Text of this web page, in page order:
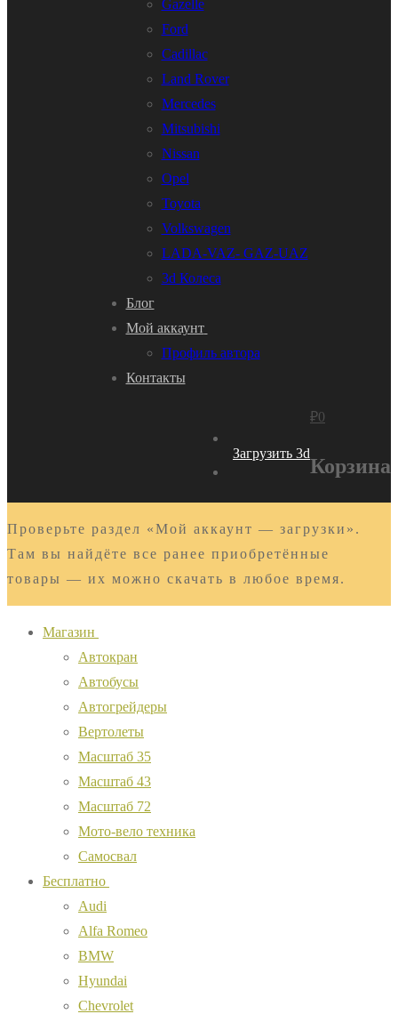
Gazelle
Ford
Cadillac
Land Rover
Mercedes
Mitsubishi
Nissan
Opel
Toyota
Volkswagen
LADA-VAZ- GAZ-UAZ
3d Колеса
Блог
Мой аккаунт
Профиль автора
Контакты
Загрузить 3d
₽0
Корзина
Проверьте раздел «Мой аккаунт — загрузки».
Там вы найдёте все ранее приобретённые
товары — их можно скачать в любое время.
Магазин
Автокран
Автобусы
Автогрейдеры
Вертолеты
Масштаб 35
Масштаб 43
Масштаб 72
Мото-вело техника
Самосвал
Бесплатно
Audi
Alfa Romeo
BMW
Hyundai
Chevrolet